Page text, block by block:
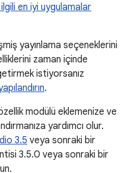
en iyi uygulamalar
yayınlama seçeneklerini
zaman içinde
istiyorsanız
.
modülü eklemenize ve
yardımcı olur.
3.5 veya sonraki bir
3.5.0 veya sonraki bir